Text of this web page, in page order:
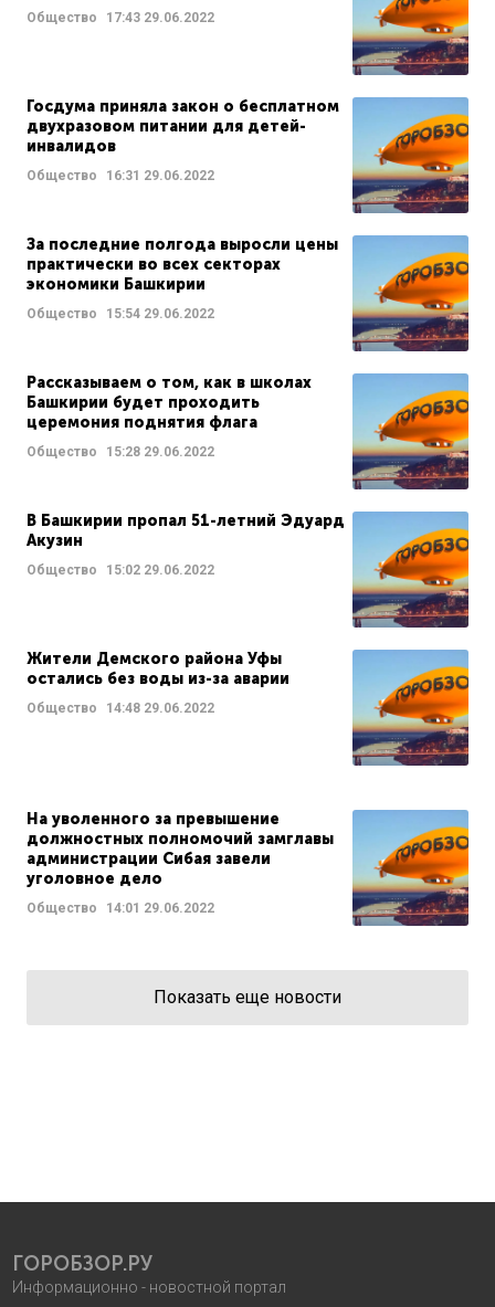
Общество 17:43 29.06.2022
Госдума приняла закон о бесплатном
двухразовом питании для детей-
инвалидов
Общество 16:31 29.06.2022
За последние полгода выросли цены
практически во всех секторах
экономики Башкирии
Общество 15:54 29.06.2022
Рассказываем о том, как в школах
Башкирии будет проходить
церемония поднятия флага
Общество 15:28 29.06.2022
В Башкирии пропал 51-летний Эдуард
Акузин
Общество 15:02 29.06.2022
Жители Демского района Уфы
остались без воды из-за аварии
Общество 14:48 29.06.2022
На уволенного за превышение
должностных полномочий замглавы
администрации Сибая завели
уголовное дело
Общество 14:01 29.06.2022
Показать еще новости
ГОРОБЗОР.РУ
Информационно - новостной портал